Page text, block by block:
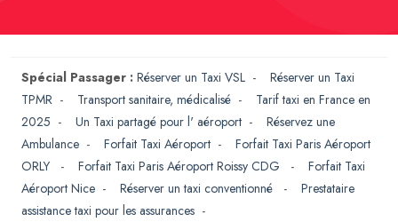
Spécial Passager : Réserver un Taxi VSL - Réserver un Taxi
TPMR - Transport sanitaire, médicalisé - Tarif taxi en France en
2025 - Un Taxi partagé pour l' aéroport - Réservez une
Ambulance - Forfait Taxi Aéroport - Forfait Taxi Paris Aéroport
ORLY
- Forfait Taxi Paris Aéroport Roissy CDG - Forfait Taxi
Aéroport Nice - Réserver un taxi conventionné - Prestataire
assistance taxi pour les assurances -